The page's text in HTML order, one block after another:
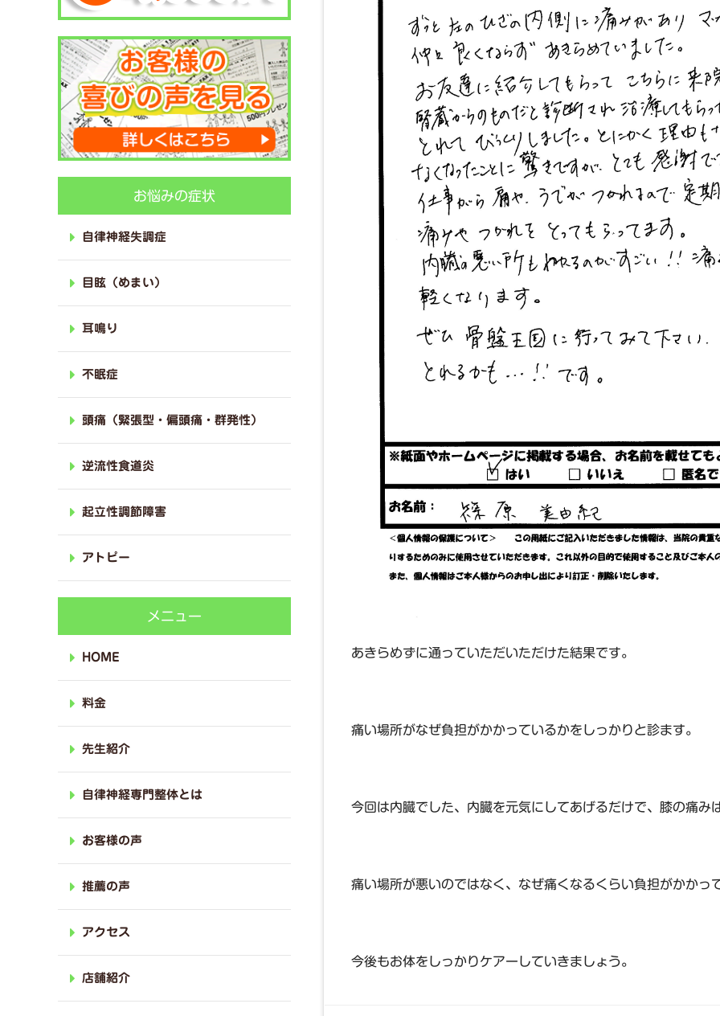
あきらめずに通っていただいただけた結果です。
痛い場所がなぜ負担がかかっているかをしっかりと診ます。
今回は内臓でした、内臓を元気にしてあげるだけで、膝の痛み
痛い場所が悪いのではなく、なぜ痛くなるくらい負担がかかっ
今後もお体をしっかりケアーしていきましょう。
お悩みの症状
自律神経失調症
目眩（めまい）
耳鳴り
不眠症
頭痛（緊張型・偏頭痛・群発性）
逆流性食道炎
起立性調節障害
アトピー
メニュー
HOME
料金
先生紹介
自律神経専門整体とは
お客様の声
推薦の声
アクセス
店舗紹介